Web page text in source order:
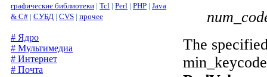
графические библиотеки | Tcl | Perl | PHP | Java
& C# | СУБД | CVS | прочее
# Ядро
# Мультимедиа
# Интернет
# Почта
The